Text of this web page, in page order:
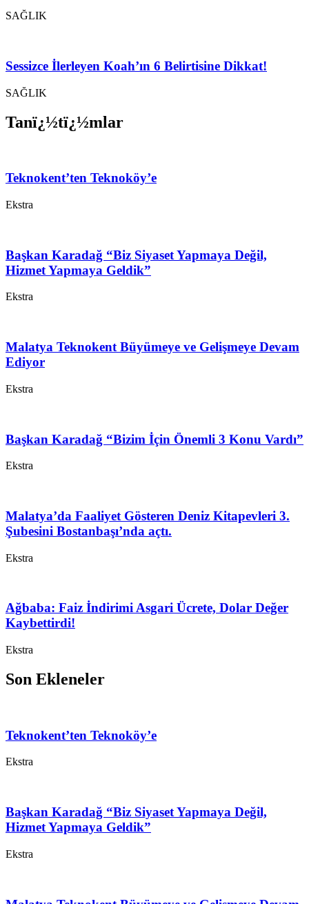
SAĞLIK
Sessizce İlerleyen Koah’ın 6 Belirtisine Dikkat!
SAĞLIK
Tanï¿½tï¿½mlar
Teknokent’ten Teknoköy’e
Ekstra
Başkan Karadağ “Biz Siyaset Yapmaya Değil,
Hizmet Yapmaya Geldik”
Ekstra
Malatya Teknokent Büyümeye ve Gelişmeye Devam
Ediyor
Ekstra
Başkan Karadağ “Bizim İçin Önemli 3 Konu Vardı”
Ekstra
Malatya’da Faaliyet Gösteren Deniz Kitapevleri 3.
Şubesini Bostanbaşı’nda açtı.
Ekstra
Ağbaba: Faiz İndirimi Asgari Ücrete, Dolar Değer
Kaybettirdi!
Ekstra
Son Ekleneler
Teknokent’ten Teknoköy’e
Ekstra
Başkan Karadağ “Biz Siyaset Yapmaya Değil,
Hizmet Yapmaya Geldik”
Ekstra